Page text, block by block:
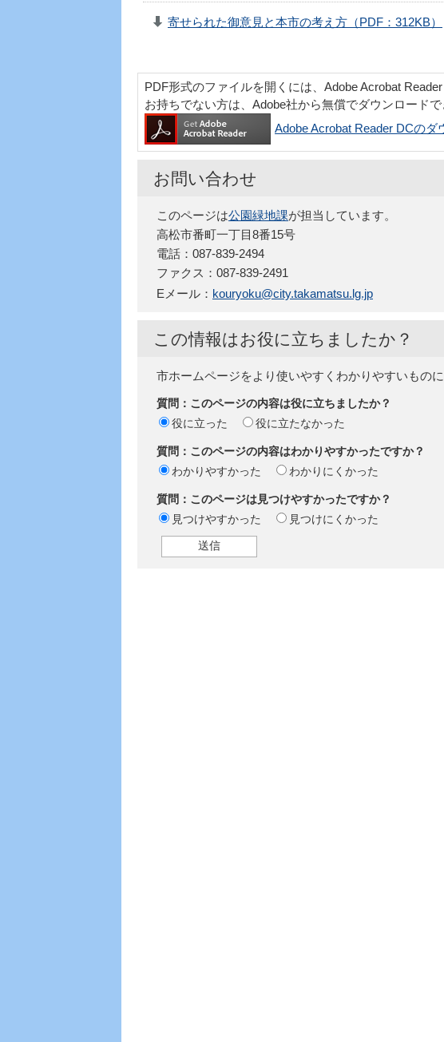
寄せられた御意見と本市の考え方（PDF：312KB）
PDF形式のファイルを開くには、Adobe Acrobat
お持ちでない方は、Adobe社から無償でダウンロードで
Adobe Acrobat Reader DCのダ
お問い合わせ
このページは公園緑地課が担当しています。
高松市番町一丁目8番15号
電話：087-839-2494
ファクス：087-839-2491
Eメール： kouryoku@city.takamatsu.lg.jp
この情報はお役に立ちましたか？
市ホームページをより使いやすくわかりやすいもの
質問：このページの内容は役に立ちましたか？
役に立った
役に立たなかった
質問：このページの内容はわかりやすかったですか？
わかりやすかった
わかりにくかった
質問：このページは見つけやすかったですか？
見つけやすかった
見つけにくかった